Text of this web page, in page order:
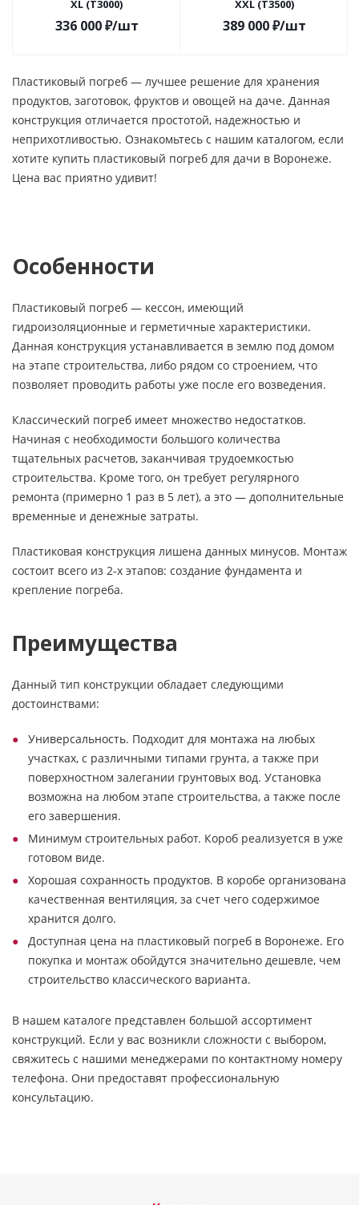
XL (Т3000)
336 000₽/шт
XXL (Т3500)
389 000₽/шт
Пластиковый погреб — лучшее решение для хранения
продуктов, заготовок, фруктов и овощей на даче. Данная
конструкция отличается простотой, надежностью и
неприхотливостью. Ознакомьтесь с нашим каталогом, если
хотите купить пластиковый погреб для дачи в Воронеже.
Цена вас приятно удивит!
Особенности
Пластиковый погреб — кессон, имеющий
гидроизоляционные и герметичные характеристики.
Данная конструкция устанавливается в землю под домом
на этапе строительства, либо рядом со строением, что
позволяет проводить работы уже после его возведения.
Классический погреб имеет множество недостатков.
Начиная с необходимости большого количества
тщательных расчетов, заканчивая трудоемкостью
строительства. Кроме того, он требует регулярного
ремонта (примерно 1 раз в 5 лет), а это — дополнительные
временные и денежные затраты.
Пластиковая конструкция лишена данных минусов. Монтаж
состоит всего из 2-х этапов: создание фундамента и
крепление погреба.
Преимущества
Данный тип конструкции обладает следующими
достоинствами:
Универсальность. Подходит для монтажа на любых
участках, с различными типами грунта, а также при
поверхностном залегании грунтовых вод. Установка
возможна на любом этапе строительства, а также после
его завершения.
Минимум строительных работ. Короб реализуется в уже
готовом виде.
Хорошая сохранность продуктов. В коробе организована
качественная вентиляция, за счет чего содержимое
хранится долго.
Доступная цена на пластиковый погреб в Воронеже. Его
покупка и монтаж обойдутся значительно дешевле, чем
строительство классического варианта.
В нашем каталоге представлен большой ассортимент
конструкций. Если у вас возникли сложности с выбором,
свяжитесь с нашими менеджерами по контактному номеру
телефона. Они предоставят профессиональную
консультацию.